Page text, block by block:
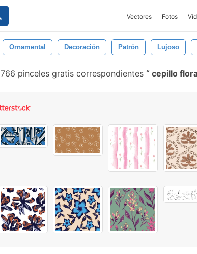
Vectores Fotos
Ornamental Decoración Patrón Lujoso
766 pinceles gratis correspondientes cepillo